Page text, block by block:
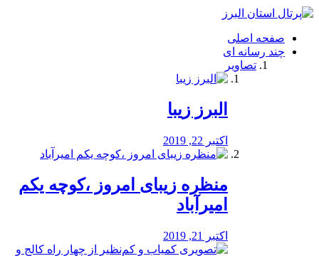
فصد
شرق
تهران
خشکشویی
صفحه اصلی
چند رسانه ای
تصاویر
البرز زیبا
اکتبر 22, 2019
منظره‌‌ زیبای امروز ،کوچه یکم
امیرآباد
اکتبر 21, 2019